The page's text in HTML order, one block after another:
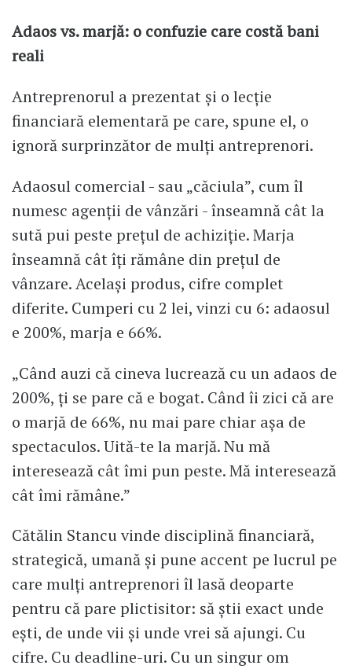
Adaos vs. marjă: o confuzie care costă bani
reali
Antreprenorul a prezentat și o lecție
financiară elementară pe care, spune el, o
ignoră surprinzător de mulți antreprenori.
Adaosul comercial - sau „căciula”, cum îl
numesc agenții de vânzări - înseamnă cât la
sută pui peste prețul de achiziție. Marja
înseamnă cât îți rămâne din prețul de
vânzare. Același produs, cifre complet
diferite. Cumperi cu 2 lei, vinzi cu 6: adaosul
e 200%, marja e 66%.
„Când auzi că cineva lucrează cu un adaos de
200%, ți se pare că e bogat. Când îi zici că are
o marjă de 66%, nu mai pare chiar așa de
spectaculos. Uită-te la marjă. Nu mă
interesează cât îmi pun peste. Mă interesează
cât îmi rămâne.”
Cătălin Stancu vinde disciplină financiară,
strategică, umană și pune accent pe lucrul pe
care mulți antreprenori îl lasă deoparte
pentru că pare plictisitor: să știi exact unde
ești, de unde vii și unde vrei să ajungi. Cu
cifre. Cu deadline-uri. Cu un singur om